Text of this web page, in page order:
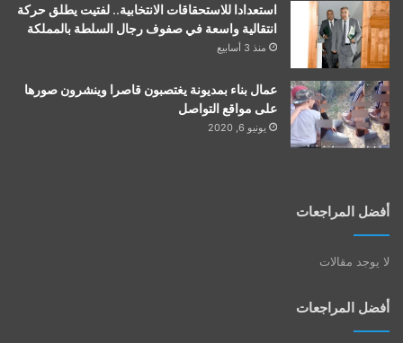
استعدادا للاستحقاقات الانتخابية.. لفتيت يطلق حركة
انتقالية واسعة في صفوف رجال السلطة بالمملكة
منذ 3 أسابيع
عمال بناء بمديونة يغتصبون قاصرا وينشرون صورها
على مواقع التواصل
يونيو 6, 2020
أفضل المراجعات
لا يوجد مقالات
أفضل المراجعات